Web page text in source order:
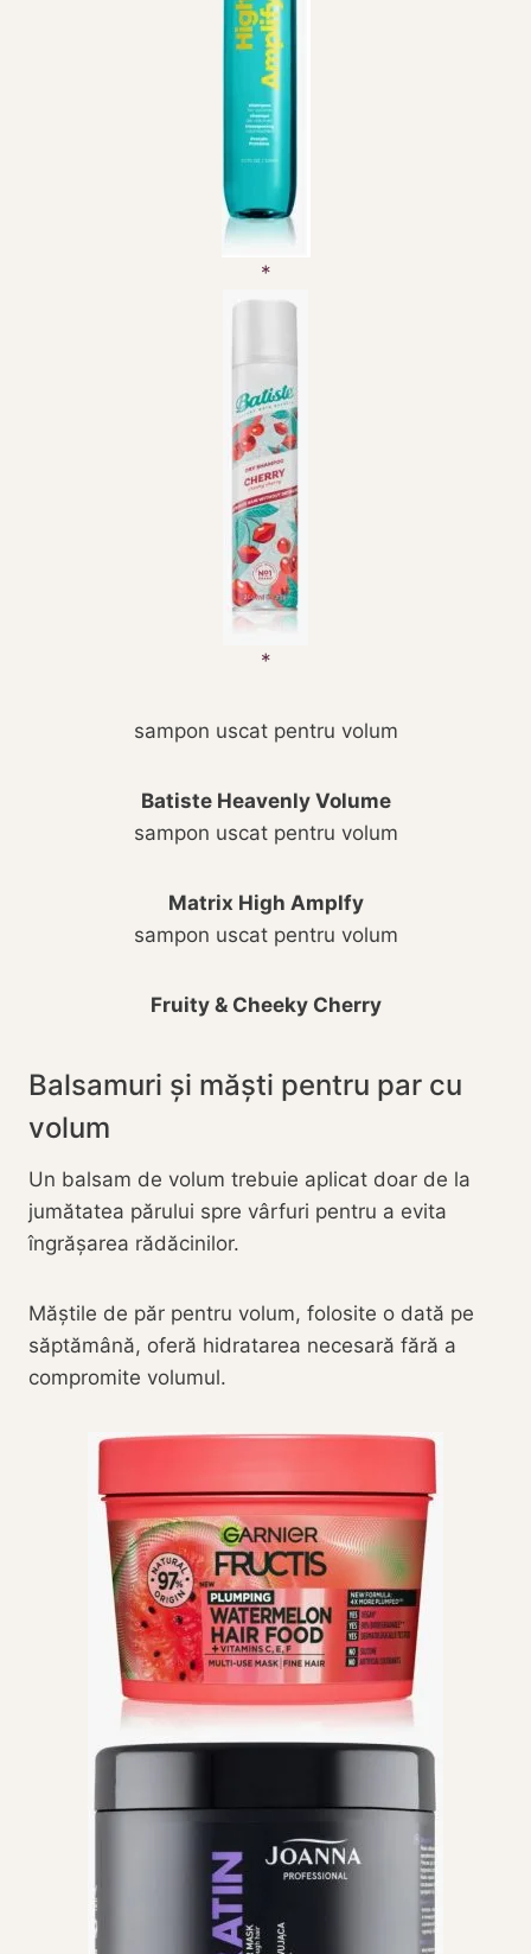
sampon uscat pentru volum
Batiste Heavenly Volume
sampon uscat pentru volum
Matrix High Amplfy
sampon uscat pentru volum
Fruity & Cheeky Cherry
Balsamuri și măști pentru par cu
volum
Un balsam de volum trebuie aplicat doar de la
jumătatea părului spre vârfuri pentru a evita
îngrășarea rădăcinilor.
Măștile de păr pentru volum, folosite o dată pe
săptămână, oferă hidratarea necesară fără a
compromite volumul.